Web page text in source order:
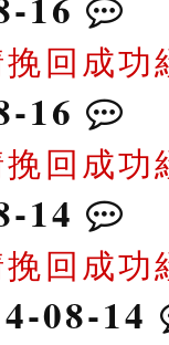
回成
16
回成
14
回成
08-14